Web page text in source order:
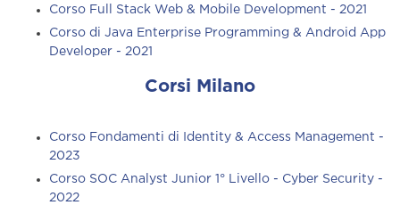
Corso Full Stack Web & Mobile Development - 2021
Corso di Java Enterprise Programming & Android App
Developer - 2021
Corsi Milano
Corso Fondamenti di Identity & Access Management -
2023
Corso SOC Analyst Junior 1° Livello - Cyber Security -
2022